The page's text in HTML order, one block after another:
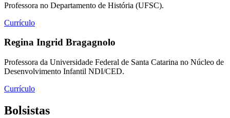
Professora no Departamento de História (UFSC).
Currículo
Regina Ingrid Bragagnolo
Professora da Universidade Federal de Santa Catarina no Núcleo de
Desenvolvimento Infantil NDI/CED.
Currículo
Bolsistas